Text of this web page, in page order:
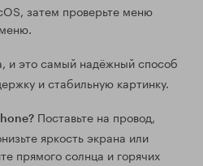
затем проверьте меню
и это самый надёжный способ
и стабильную картинку.
Поставьте на провод,
яркость экрана или
прямого солнца и горячих